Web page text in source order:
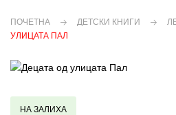
ПОЧЕТНА ДЕТСКИ КНИГИ
УЛИЦАТА ПАЛ
НА ЗАЛИХА